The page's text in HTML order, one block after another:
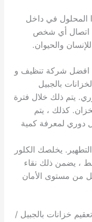
المحلول في داخل
عدم اتصال أي شخص
والحيوان.
افضل شركة تنظيف و
بالجبيل
يتم ذلك خلال فترة
كذلك ، يتم
دوري لمعرفة كمية
يخلصك الكلور
، يضمن ذلك نقاء
من مستوى الأمان
خزانات بالجبيل /